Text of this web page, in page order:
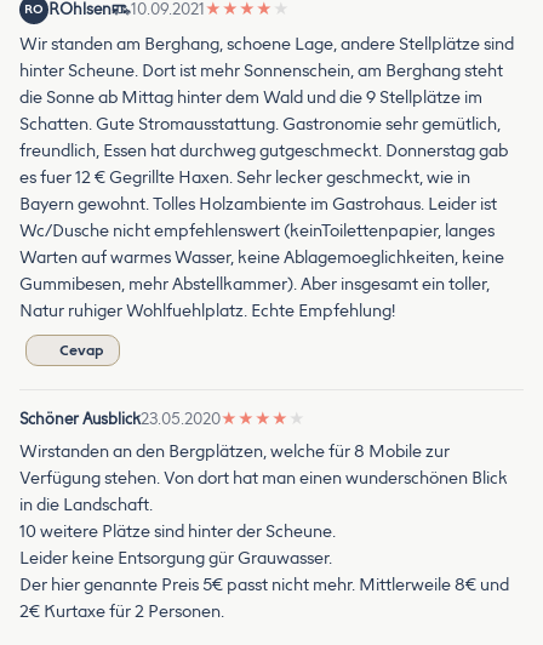
RO ROhlsen 10.09.2021★ ★ ★ ★ ★
Wir standen am Berghang, schoene Lage, andere Stellplätze sind
hinter Scheune. Dort ist mehr Sonnenschein, am Berghang steht
die Sonne ab Mittag hinter dem Wald und die 9 Stellplätze im
Schatten. Gute Stromausstattung. Gastronomie sehr gemütlich,
freundlich, Essen hat durchweg gutgeschmeckt. Donnerstag gab
es fuer 12 € Gegrillte Haxen. Sehr lecker geschmeckt, wie in
Bayern gewohnt. Tolles Holzambiente im Gastrohaus. Leider ist
Wc/Dusche nicht empfehlenswert (keinToilettenpapier, langes
Warten auf warmes Wasser, keine Ablagemoeglichkeiten, keine
Gummibesen, mehr Abstellkammer). Aber insgesamt ein toller,
Natur ruhiger Wohlfuehlplatz. Echte Empfehlung!
Cevap
Schöner Ausblick23.05.2020★ ★ ★ ★ ★
Wirstanden an den Bergplätzen, welche für 8 Mobile zur
Verfügung stehen. Von dort hat man einen wunderschönen Blick
in die Landschaft.
10 weitere Plätze sind hinter der Scheune.
Leider keine Entsorgung gür Grauwasser.
Der hier genannte Preis 5€ passt nicht mehr. Mittlerweile 8€ und
2€ Kurtaxe für 2 Personen.